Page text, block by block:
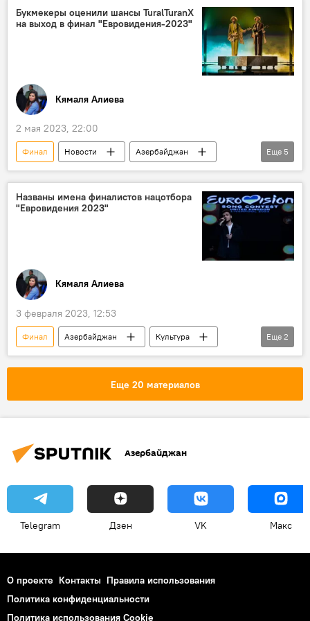
Спортивно-концертный комплекс имени Гейдара Алиева
азербайджанские спортсмены
Букмекеры оценили шансы TuralTuranX
на выход в финал "Евровидения-2023"
Кямаля Алиева
2 мая 2023, 22:00
Финал Новости
Азербайджан
Турал и Туран Багмановы
Евровидение
Выход
вероятность Букмекеры
Еще 5
Названы имена финалистов нацотбора
"Евровидения 2023"
Кямаля Алиева
3 февраля 2023, 12:53
Финал Азербайджан
Культура
Евровидение
Великобритания
Еще 2
Еще 20 материалов
Азербайджан
Telegram Дзен VK Макс
О проекте Контакты Правила использования
Политика конфиденциальности
Политика использования Cookie